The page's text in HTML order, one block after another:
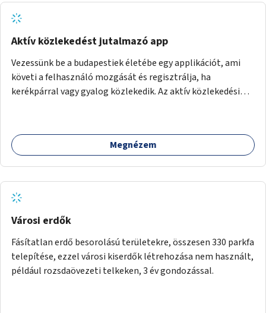
Aktív közlekedést jutalmazó app
Vezessünk be a budapestiek életébe egy applikációt, ami
követi a felhasználó mozgását és regisztrálja, ha
kerékpárral vagy gyalog közlekedik. Az aktív közlekedési
felhasználó.
Megnézem
Városi erdők
Fásítatlan erdő besorolású területekre, összesen 330 parkfa
telepítése, ezzel városi kiserdők létrehozása nem használt,
például rozsdaövezeti telkeken, 3 év gondozással.